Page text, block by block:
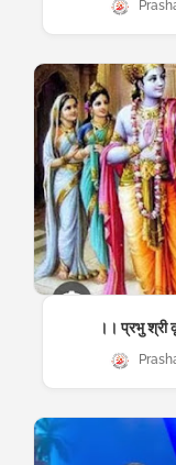
।। प्रभु श्री